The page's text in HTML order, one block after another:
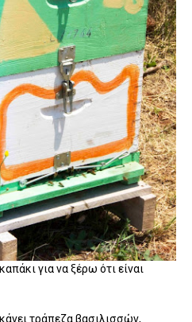
για να ξέρω ότι είναι
τράπεζα βασιλισσών,